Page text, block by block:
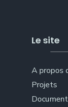
Le site
A propos
Projets